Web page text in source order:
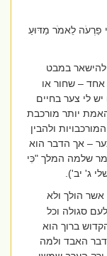
לֵאמֹר מַדּוּעַ
במבט
– שחור או
לי צער בחיים
יותר מורכבת
ולהבין
– אך הדבר הוא
שלמה המלך "כִּי
ג' יב').
הולך ולא
סגולה וכל
ברוך הוא
האבד ולמה